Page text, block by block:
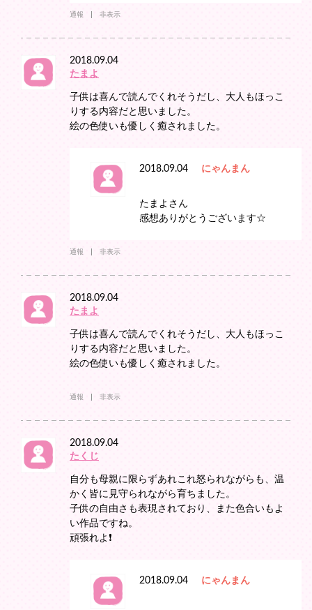
通報 非表示
2018.09.04
たまよ
子供は喜んで読んでくれそうだし、大人もほっこ
りする内容だと思いました。
絵の色使いも優しく癒されました。
2018.09.04 にゃんまん
たまよさん
感想ありがとうございます☆
通報 非表示
2018.09.04
たまよ
子供は喜んで読んでくれそうだし、大人もほっこ
りする内容だと思いました。
絵の色使いも優しく癒されました。
通報 非表示
2018.09.04
たくじ
自分も母親に限らずあれこれ怒られながらも、温
かく皆に見守られながら育ちました。
子供の自由さも表現されており、また色合いもよ
い作品ですね。
頑張れよ❗
2018.09.04 にゃんまん